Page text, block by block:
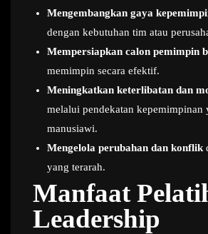
Mengembangkan gaya
dengan kebutuhan tim atau
Mempersiapkan calon pemimpin
memimpin secara efektif.
Meningkatkan keterlibatan dan
melalui pendekatan kepemimpinan
manusiawi.
Mengelola perubahan dan konflik
yang terarah.
Manfaat
Leadership